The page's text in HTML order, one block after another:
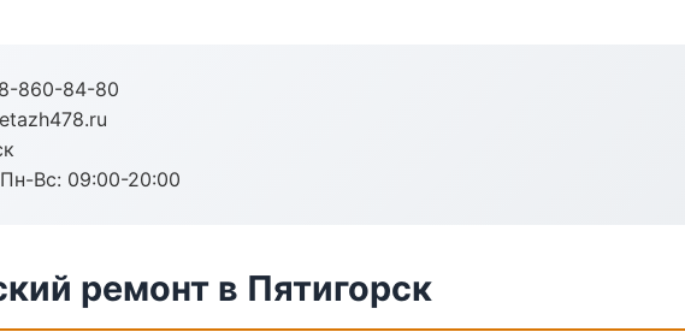
860-84-80
Пн-Вс: 09:00-20:00
ремонт в Пятигорск